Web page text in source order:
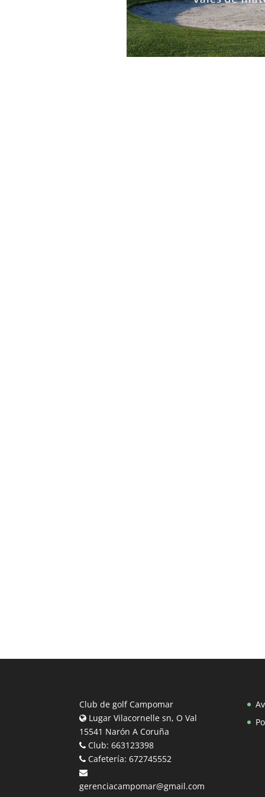
Club de golf Campomar
Lugar Vilacornelle sn, O Val
15541 Narón A Coruña
Club: 663123398
Cafetería: 672745552
gerenciacampomar@gmail.com